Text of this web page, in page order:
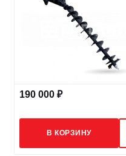
190 000 ₽
В КОРЗИНУ